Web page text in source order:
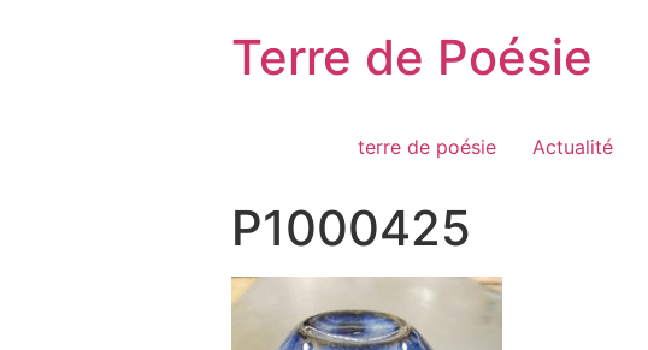
Terre de Poésie
terre de poésie Actualité
P1000425